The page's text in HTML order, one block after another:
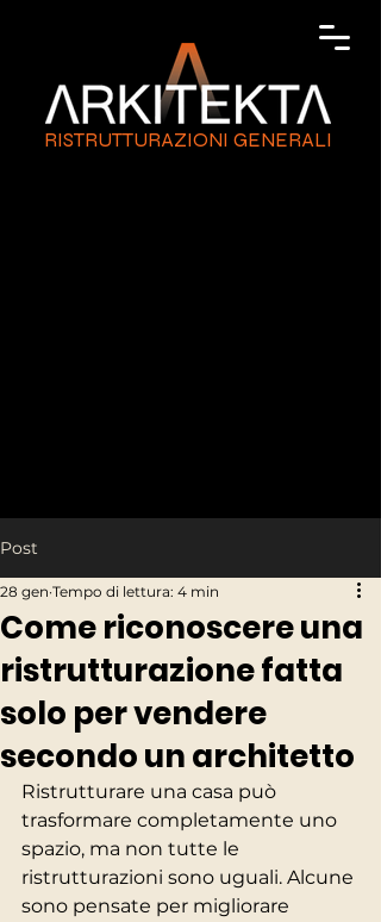
RISTRUTTURAZIONI GENERALI
Post
Come riconoscere una
ristrutturazione fatta
solo per vendere
secondo un architetto
28 gen Tempo di lettura: 4 min
Ristrutturare una casa può
trasformare completamente uno
spazio, ma non tutte le
ristrutturazioni sono uguali. Alcune
sono pensate per migliorare